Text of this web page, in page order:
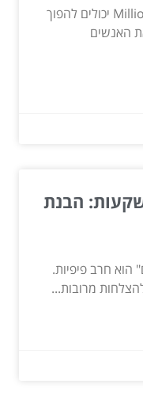
לא תאמינו עד כמה כסאות Million Kisot יכולים להפוך
האנשים
הבנת
הוא חרב פיפיות.
מרובות...